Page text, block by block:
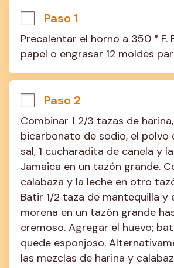
Paso 1
Precalentar el horno a 350 ° F.
papel o engrasar 12 moldes
Paso 2
Combinar 1 2/3 tazas de
bicarbonato de sodio, el polvo
sal, 1 cucharadita de canela y
Jamaica en un tazón grande.
calabaza y la leche en otro
Batir 1/2 taza de mantequilla y
morena en un tazón grande
cremoso. Agregar el huevo;
quede esponjoso.
las mezclas de harina y